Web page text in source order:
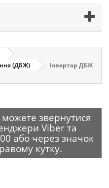
(ДБЖ)
Інвертор ДБЖ
звернутися
Viber та
або через значок
кутку.